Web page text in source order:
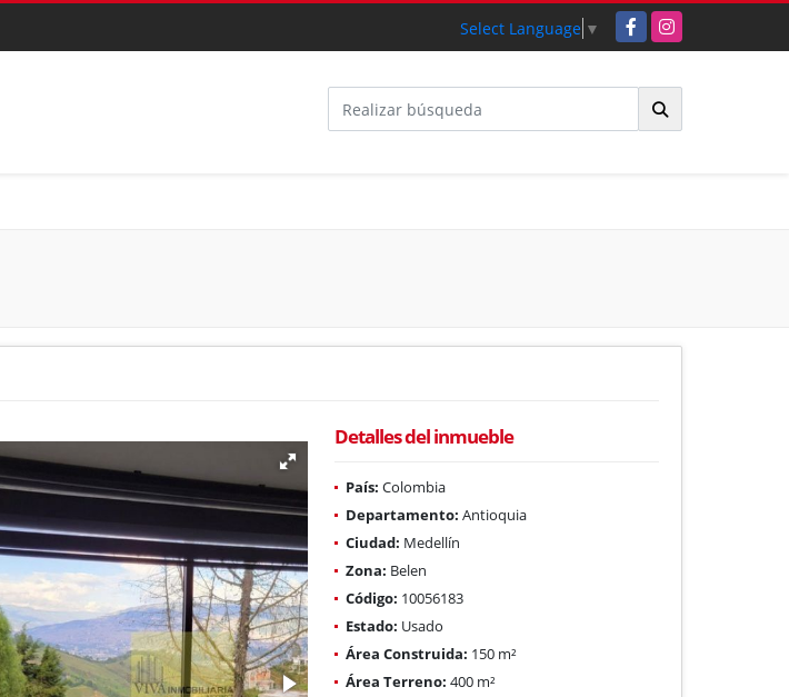
Select Language ▼ FacebookInstagram
Detalles del inmueble
País: Colombia
Departamento: Antioquia
Ciudad: Medellín
Zona: Belen
Código: 10056183
Estado: Usado
Área Construida: 150 m²
Área Terreno: 400 m²